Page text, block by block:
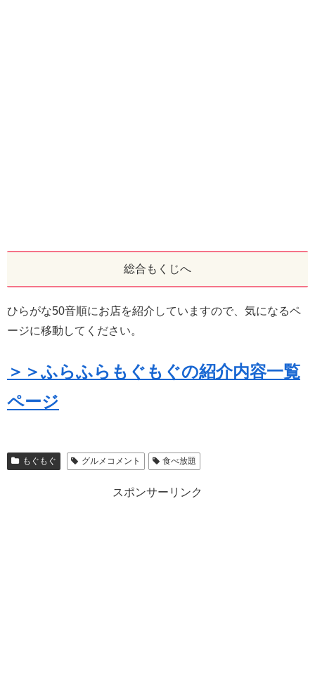
総合もくじへ
ひらがな50音順にお店を紹介していますので、気になるペ
ージに移動してください。
＞＞ふらふらもぐもぐの紹介内容一覧
ページ
もぐもぐ グルメコメント 食べ放題
スポンサーリンク